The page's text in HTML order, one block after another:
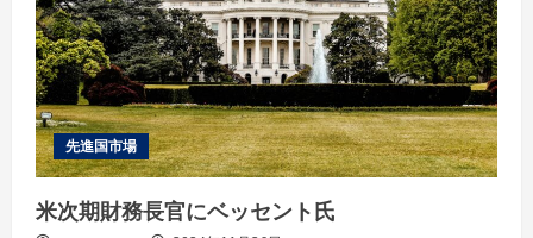
戒
厳
令
~
韓
国
尹
大
統
領
は
地
に
先進国市場
米次期財務長官にベッセント氏